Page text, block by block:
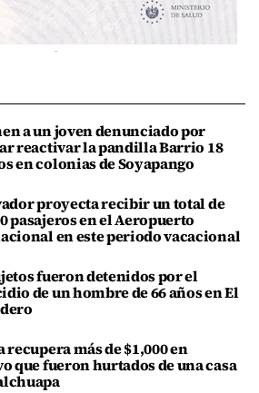
a un joven denunciado por
reactivar la pandilla Barrio 18
en colonias de Soyapango
proyecta recibir un total de
pasajeros en el Aeropuerto
en este periodo vacacional
fueron detenidos por el
de un hombre de 66 años en El
recupera más de $1,000 en
que fueron hurtados de una casa